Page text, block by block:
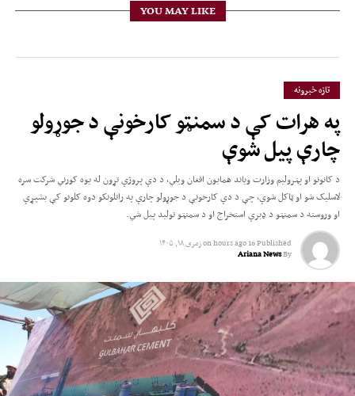
YOU MAY LIKE
تازه خبرونه
په هرات کې د سمنټو کارخونې د جوړولو
چارې پیل شوې
د کانونو او پټرولیم وزارت ویاند همایون افغان ويلي، د دې پروژې تړون له یوه کورني شرکت سره
لاسلیک شو او ټاکل شوې، چې د دې کارخونې د جوړولو چارې په راتلونکو دوه کلونو کې بشپړې
او وروسته د سمنټو د ډبرې استخراج او د سمنټو تولید پیل شي.
Published
16 hours ago
onزمری ۱۸, ۱۴۰۵
By
Ariana News